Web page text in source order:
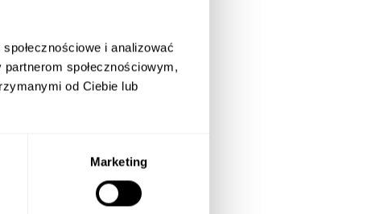
i analizować
społecznościowym,
od Ciebie lub
Marketing
sieci